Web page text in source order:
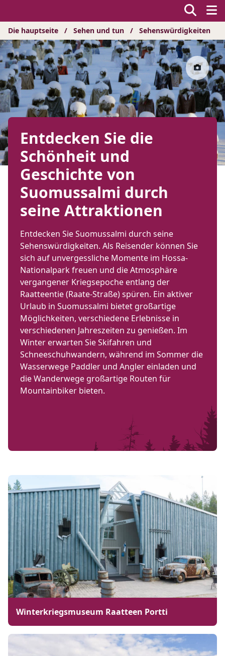
Die hauptseite / Sehen und tun / Sehenswürdigkeiten
Entdecken Sie die
Schönheit und
Geschichte von
Suomussalmi durch
seine Attraktionen
Entdecken Sie Suomussalmi durch seine
Sehenswürdigkeiten. Als Reisender können Sie
sich auf unvergessliche Momente im Hossa-
Nationalpark freuen und die Atmosphäre
vergangener Kriegsepoche entlang der
Raatteentie (Raate-Straße) spüren. Ein aktiver
Urlaub in Suomussalmi bietet großartige
Möglichkeiten, verschiedene Erlebnisse in
verschiedenen Jahreszeiten zu genießen. Im
Winter erwarten Sie Skifahren und
Schneeschuhwandern, während im Sommer die
Wasserwege Paddler und Angler einladen und
die Wanderwege großartige Routen für
Mountainbiker bieten.
Winterkriegsmuseum Raatteen Portti